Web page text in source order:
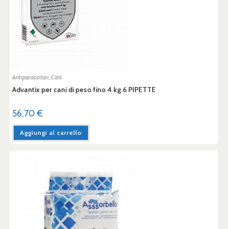
Antiparassitari,Cani
Advantix per cani di peso fino 4 kg 6 PIPETTE
56,70€
Aggiungi al carrello